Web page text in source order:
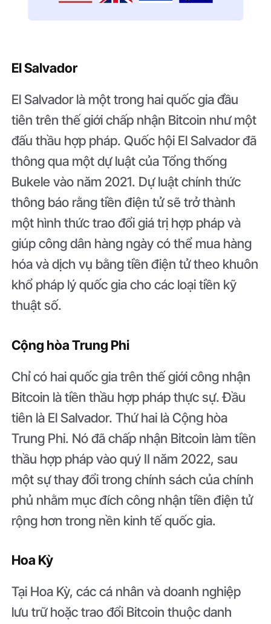
El Salvador
El Salvador là một trong hai quốc gia đầu
tiên trên thế giới chấp nhận Bitcoin như một
đấu thầu hợp pháp. Quốc hội El Salvador đã
thông qua một dự luật của Tổng thống
Bukele vào năm 2021. Dự luật chính thức
thông báo rằng tiền điện tử sẽ trở thành
một hình thức trao đổi giá trị hợp pháp và
giúp công dân hàng ngày có thể mua hàng
hóa và dịch vụ bằng tiền điện tử theo khuôn
khổ pháp lý quốc gia cho các loại tiền kỹ
thuật số.
Cộng hòa Trung Phi
Chỉ có hai quốc gia trên thế giới công nhận
Bitcoin là tiền thầu hợp pháp thực sự. Đầu
tiên là El Salvador. Thứ hai là Cộng hòa
Trung Phi. Nó đã chấp nhận Bitcoin làm tiền
thầu hợp pháp vào quý II năm 2022, sau
một sự thay đổi trong chính sách của chính
phủ nhằm mục đích công nhận tiền điện tử
rộng hơn trong nền kinh tế quốc gia.
Hoa Kỳ
Tại Hoa Kỳ, các cá nhân và doanh nghiệp
lưu trữ hoặc trao đổi Bitcoin thuộc danh